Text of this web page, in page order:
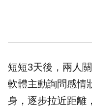
短短3天後，兩人
軟體主動詢問感情
身，逐步拉近距離